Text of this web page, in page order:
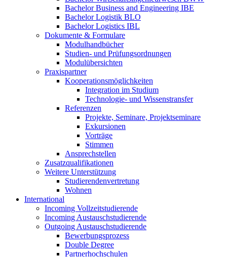
Bachelor Business and Engineering IBE
Bachelor Logistik BLO
Bachelor Logistics IBL
Dokumente & Formulare
Modulhandbücher
Studien- und Prüfungsordnungen
Modulübersichten
Praxispartner
Kooperationsmöglichkeiten
Integration im Studium
Technologie- und Wissenstransfer
Referenzen
Projekte, Seminare, Projektseminare
Exkursionen
Vorträge
Stimmen
Ansprechstellen
Zusatzqualifikationen
Weitere Unterstützung
Studierendenvertretung
Wohnen
International
Incoming Vollzeitstudierende
Incoming Austauschstudierende
Outgoing Austauschstudierende
Bewerbungsprozess
Double Degree
Partnerhochschulen